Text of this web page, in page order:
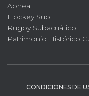
Apnea
Hockey Sub
Rugby Subacuático
Patrimonio Histórico
CONDICIONES DE